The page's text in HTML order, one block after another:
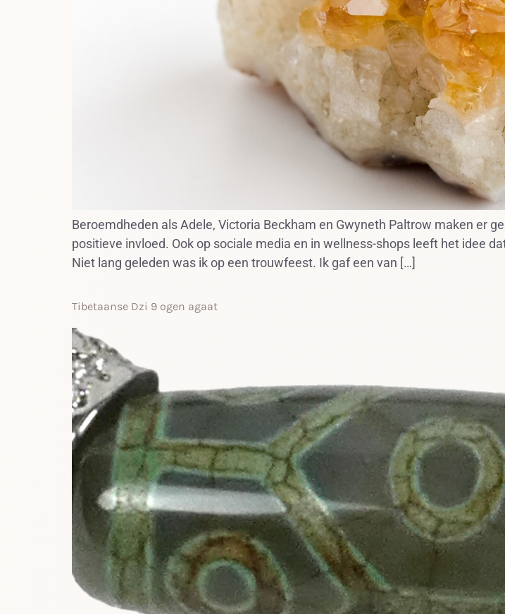
Beroemdheden als Adele, Victoria Beckham en Gwyneth Paltrow maken er
positieve invloed. Ook op sociale media en in wellness-shops leeft het idee
Niet lang geleden was ik op een trouwfeest. Ik gaf een van […]
Tibetaanse Dzi 9 ogen agaat